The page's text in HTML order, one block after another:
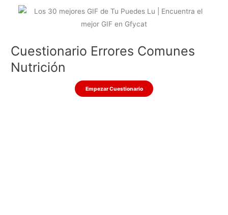
Cuestionario Errores Comunes
Nutrición